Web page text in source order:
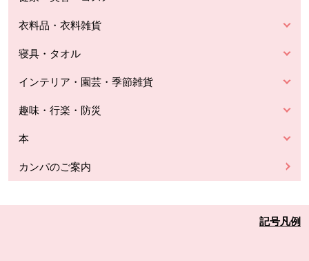
衣料品・衣料雑貨
寝具・タオル
インテリア・園芸・季節雑貨
趣味・行楽・防災
本
カンパのご案内
記号凡例